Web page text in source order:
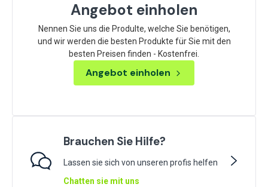
Angebot einholen
Nennen Sie uns die Produlte, welche Sie benötigen,
und wir werden die besten Produkte für Sie mit den
besten Preisen finden - Kostenfrei.
Angebot einholen
Brauchen Sie Hilfe?
Lassen sie sich von unseren profis helfen
Chatten sie mit uns